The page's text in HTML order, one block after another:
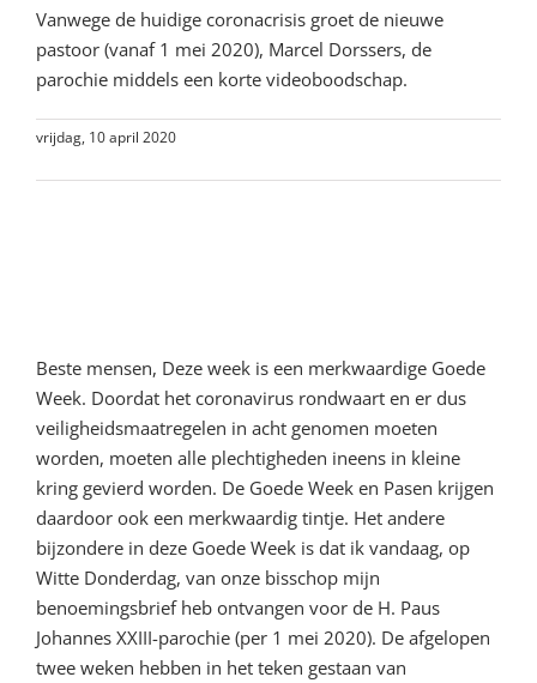
Vanwege de huidige coronacrisis groet de nieuwe
pastoor (vanaf 1 mei 2020), Marcel Dorssers, de
parochie middels een korte videoboodschap.
vrijdag, 10 april 2020
Beste mensen, Deze week is een merkwaardige Goede
Week. Doordat het coronavirus rondwaart en er dus
veiligheidsmaatregelen in acht genomen moeten
worden, moeten alle plechtigheden ineens in kleine
kring gevierd worden. De Goede Week en Pasen krijgen
daardoor ook een merkwaardig tintje. Het andere
bijzondere in deze Goede Week is dat ik vandaag, op
Witte Donderdag, van onze bisschop mijn
benoemingsbrief heb ontvangen voor de H. Paus
Johannes XXIII-parochie (per 1 mei 2020). De afgelopen
twee weken hebben in het teken gestaan van